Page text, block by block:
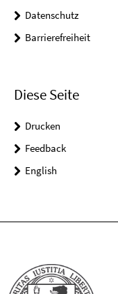
Datenschutz
Barrierefreiheit
Diese Seite
Drucken
Feedback
English